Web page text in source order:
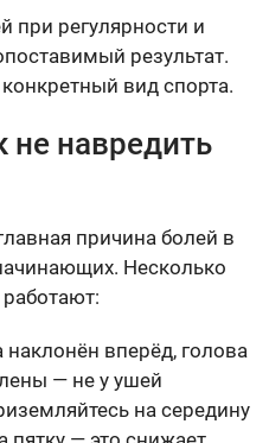
при регулярности и
результат.
вид спорта.
не навредить
причина болей в
Несколько
наклонён вперёд, голова
— не у ушей
на середину